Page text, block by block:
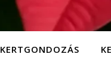
KERTGONDOZÁS